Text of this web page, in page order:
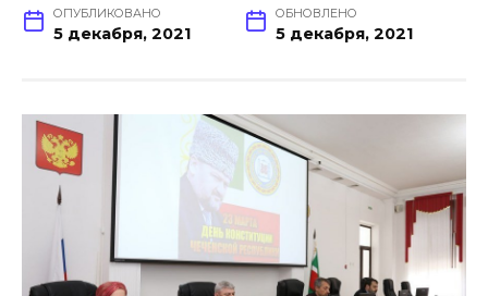
ОПУБЛИКОВАНО
5 декабря, 2021
ОБНОВЛЕНО
5 декабря, 2021